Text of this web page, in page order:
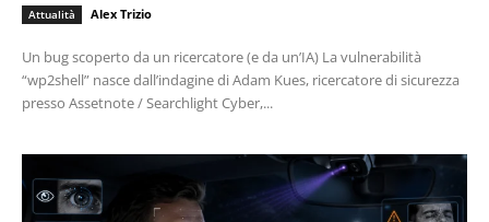
Attualità Alex Trizio
Un bug scoperto da un ricercatore (e da un’IA) La vulnerabilità
“wp2shell” nasce dall’indagine di Adam Kues, ricercatore di sicurezza
presso Assetnote / Searchlight Cyber,...